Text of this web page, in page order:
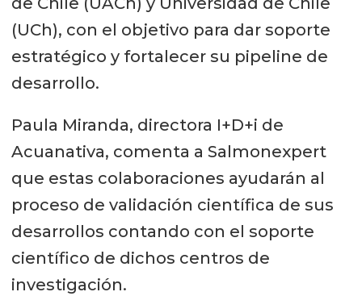
(UCh), con el objetivo para dar soporte
estratégico y fortalecer su pipeline de
desarrollo.
Paula Miranda, directora I+D+i de
Acuanativa, comenta a Salmonexpert
que estas colaboraciones ayudarán al
proceso de validación científica de sus
desarrollos contando con el soporte
científico de dichos centros de
investigación.